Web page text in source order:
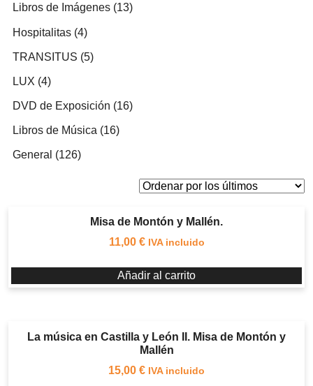
Libros de Imágenes 1313
Hospitalitas 44
TRANSITUS 55
LUX 44
DVD de Exposición 1616
Libros de Música 1616
General 126126
Misa de Montón y Mallén.
11,00 € IVA incluido
Añadir al carrito
La música en Castilla y León II. Misa de Montón y
Mallén
15,00 € IVA incluido